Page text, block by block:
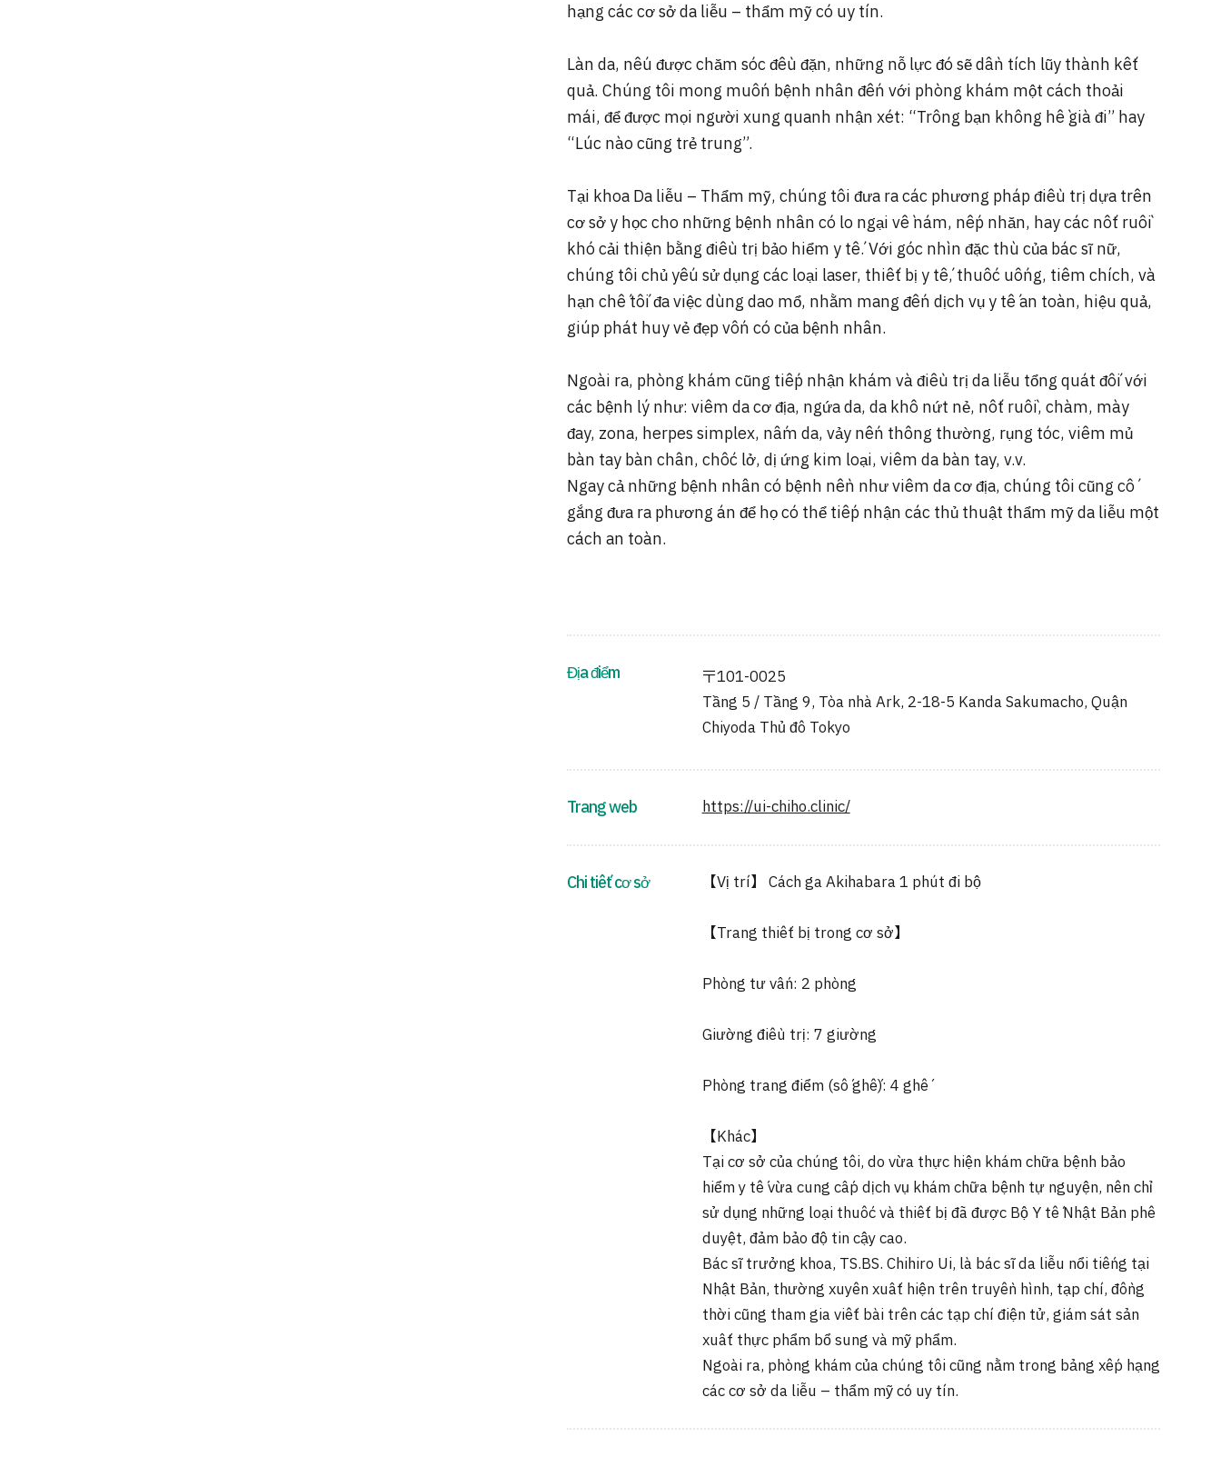
hạng các cơ sở da liễu – thẩm mỹ có uy tín.
Làn da, nếu được chăm sóc đều đặn, những nỗ lực đó sẽ dần tích lũy thành kết
quả. Chúng tôi mong muốn bệnh nhân đến với phòng khám một cách thoải
mái, để được mọi người xung quanh nhận xét: “Trông bạn không hề già đi” hay
“Lúc nào cũng trẻ trung”.
Tại khoa Da liễu – Thẩm mỹ, chúng tôi đưa ra các phương pháp điều trị dựa trên
cơ sở y học cho những bệnh nhân có lo ngại về nám, nếp nhăn, hay các nốt ruồi
khó cải thiện bằng điều trị bảo hiểm y tế. Với góc nhìn đặc thù của bác sĩ nữ,
chúng tôi chủ yếu sử dụng các loại laser, thiết bị y tế, thuốc uống, tiêm chích, và
hạn chế tối đa việc dùng dao mổ, nhằm mang đến dịch vụ y tế an toàn, hiệu quả,
giúp phát huy vẻ đẹp vốn có của bệnh nhân.
Ngoài ra, phòng khám cũng tiếp nhận khám và điều trị da liễu tổng quát đối với
các bệnh lý như: viêm da cơ địa, ngứa da, da khô nứt nẻ, nốt ruồi, chàm, mày
đay, zona, herpes simplex, nấm da, vảy nến thông thường, rụng tóc, viêm mủ
bàn tay bàn chân, chốc lở, dị ứng kim loại, viêm da bàn tay, v.v.
Ngay cả những bệnh nhân có bệnh nền như viêm da cơ địa, chúng tôi cũng cố
gắng đưa ra phương án để họ có thể tiếp nhận các thủ thuật thẩm mỹ da liễu một
cách an toàn.
Địa điểm
〒101-0025
Tầng 5 / Tầng 9, Tòa nhà Ark, 2-18-5 Kanda Sakumacho, Quận
Chiyoda Thủ đô Tokyo
Trang web https://ui-chiho.clinic/
Chi tiết cơ sở 【Vị trí】 Cách ga Akihabara 1 phút đi bộ
【Trang thiết bị trong cơ sở】
Phòng tư vấn: 2 phòng
Giường điều trị: 7 giường
Phòng trang điểm (số ghế): 4 ghế
【Khác】
Tại cơ sở của chúng tôi, do vừa thực hiện khám chữa bệnh bảo
hiểm y tế vừa cung cấp dịch vụ khám chữa bệnh tự nguyện, nên chỉ
sử dụng những loại thuốc và thiết bị đã được Bộ Y tế Nhật Bản phê
duyệt, đảm bảo độ tin cậy cao.
Bác sĩ trưởng khoa, TS.BS. Chihiro Ui, là bác sĩ da liễu nổi tiếng tại
Nhật Bản, thường xuyên xuất hiện trên truyền hình, tạp chí, đồng
thời cũng tham gia viết bài trên các tạp chí điện tử, giám sát sản
xuất thực phẩm bổ sung và mỹ phẩm.
Ngoài ra, phòng khám của chúng tôi cũng nằm trong bảng xếp hạng
các cơ sở da liễu – thẩm mỹ có uy tín.